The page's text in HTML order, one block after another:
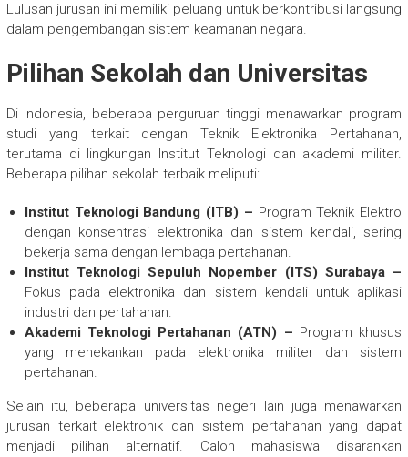
Lulusan jurusan ini memiliki peluang untuk berkontribusi langsung
dalam pengembangan sistem keamanan negara.
Pilihan Sekolah dan Universitas
Di Indonesia, beberapa perguruan tinggi menawarkan program
studi yang terkait dengan Teknik Elektronika Pertahanan,
terutama di lingkungan Institut Teknologi dan akademi militer.
Beberapa pilihan sekolah terbaik meliputi:
Institut Teknologi Bandung (ITB) – Program Teknik Elektro
dengan konsentrasi elektronika dan sistem kendali, sering
bekerja sama dengan lembaga pertahanan.
Institut Teknologi Sepuluh Nopember (ITS) Surabaya –
Fokus pada elektronika dan sistem kendali untuk aplikasi
industri dan pertahanan.
Akademi Teknologi Pertahanan (ATN) – Program khusus
yang menekankan pada elektronika militer dan sistem
pertahanan.
Selain itu, beberapa universitas negeri lain juga menawarkan
jurusan terkait elektronik dan sistem pertahanan yang dapat
menjadi pilihan alternatif. Calon mahasiswa disarankan